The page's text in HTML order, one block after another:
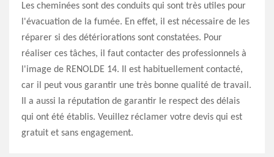
Les cheminées sont des conduits qui sont très utiles pour
l'évacuation de la fumée. En effet, il est nécessaire de les
réparer si des détériorations sont constatées. Pour
réaliser ces tâches, il faut contacter des professionnels à
l'image de RENOLDE 14. Il est habituellement contacté,
car il peut vous garantir une très bonne qualité de travail.
Il a aussi la réputation de garantir le respect des délais
qui ont été établis. Veuillez réclamer votre devis qui est
gratuit et sans engagement.